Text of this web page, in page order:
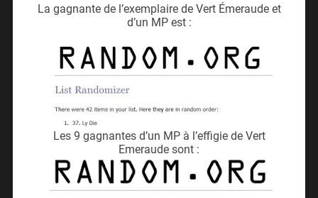
La gagnante de l’exemplaire de Vert Émeraude et
d’un MP est :
Les 9 gagnantes d’un MP à l’effigie de Vert
Emeraude sont :